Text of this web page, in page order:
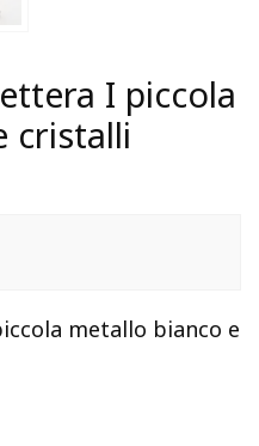
I piccola
cristalli
metallo bianco e